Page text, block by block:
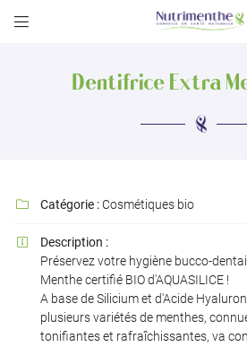

05 34 55 33 47
Adresse email de réception
Recopier le code ci-contre
Dentifrice Extra
 Catégorie : Cosmétiques bio

Description :
Préservez votre hygiène bucco-
Menthe certifié BIO d'AQUASILICE !
A base de Silicium et d'Acide
plusieurs variétés de menthes,
tonifiantes et rafraîchissantes, va